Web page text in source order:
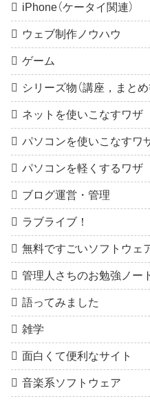
iPhone（ケータイ関連）
ウェブ制作ノウハウ
ゲーム
シリーズ物（講座，まとめ
ネットを使いこなすワザ
パソコンを使いこなすワ
パソコンを軽くするワザ
ブログ運営・管理
ラブライブ！
無料ですごいソフトウェ
管理人さちのお勉強ノー
語ってみました
雑学
面白くて便利なサイト
音楽系ソフトウェア